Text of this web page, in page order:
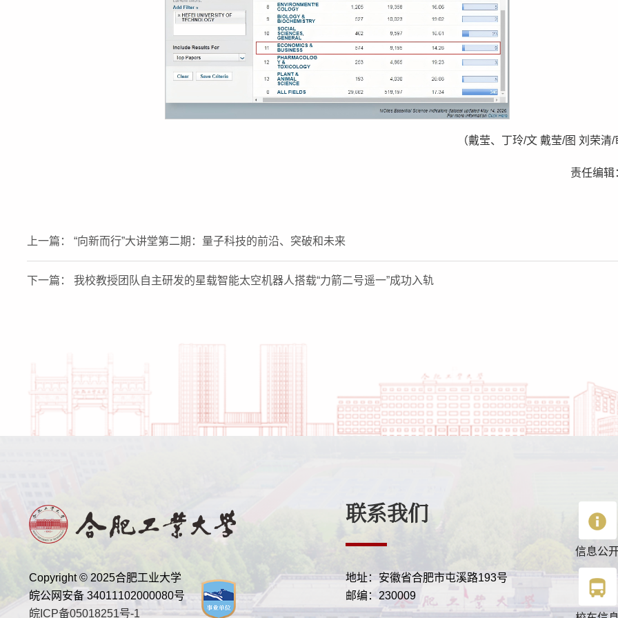
（戴莹、丁玲/文 戴莹/图 刘荣清/
责任编辑
上一篇： “向新而行”大讲堂第二期：量子科技的前沿、突破和未来
下一篇： 我校教授团队自主研发的星载智能太空机器人搭载“力箭二号遥一”成功入轨
Copyright © 2025合肥工业大学
皖公网安备 34011102000080号
皖ICP备05018251号-1
联系我们
地址：安徽省合肥市屯溪路193号
邮编：230009
信息公